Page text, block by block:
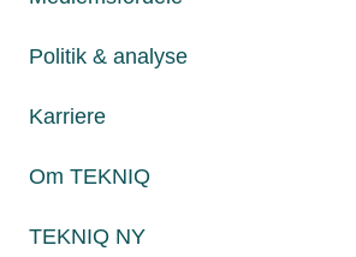
Politik & analyse
Karriere
Om TEKNIQ
TEKNIQ NY
alt på TEKNIQs hjemmeside, så
samme trække på den
Hvordan melder jeg mig ud af